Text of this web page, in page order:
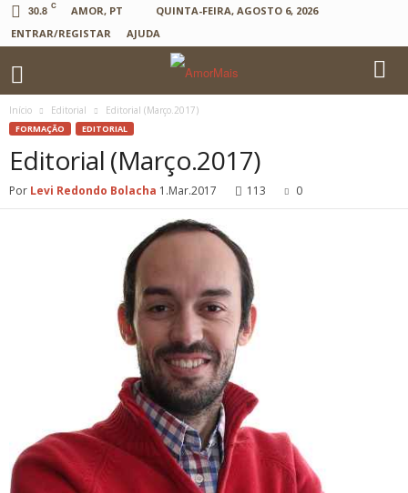
30.8 C AMOR, PT
QUINTA-FEIRA, AGOSTO 6, 2026
ENTRAR/REGISTAR
AJUDA
Início Editorial Editorial (Março.2017)
FORMAÇÃO EDITORIAL
Editorial (Março.2017)
Por Levi Redondo Bolacha 1.Mar.2017 113 0